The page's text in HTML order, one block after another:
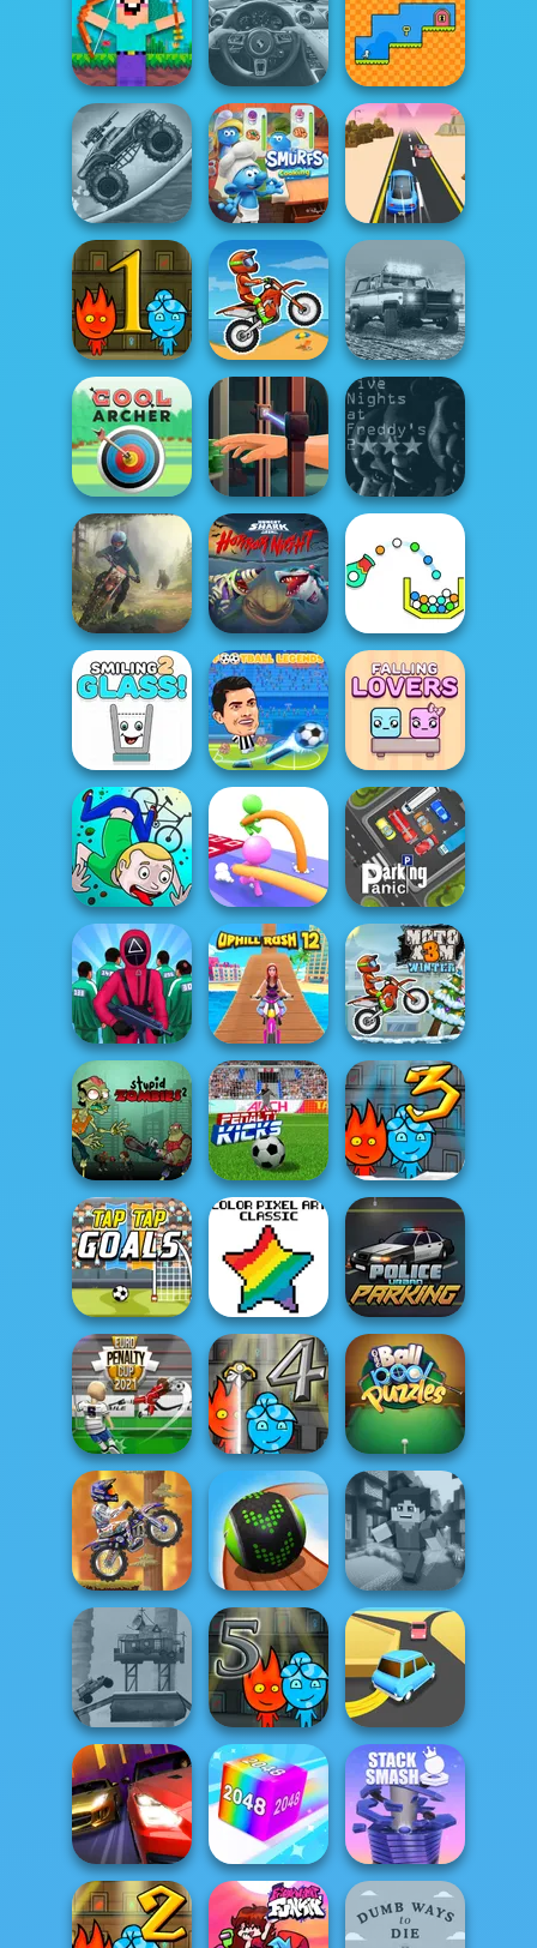
Stickman Parkour 2:
Lucky Bloc...
Impostor
Noob vs 1000
Zombies!
Traffic Jam 3D Math Duck
Zombie Monster
Truck
The Smurfs:
Cooking
Rush Race
Fireboy and
Watergirl
Moto X3M
Offroad Masters
Challenge
Cool Archer
Hand Me The
Goods
Five Nights at
Freddys 2
Moto Maniac 3
Hungry Shark
Arena: Horror
Nig...
Cannon Strike
Smiling Glass 2
Football
Legends 2021
Falling Lovers
JollyWorld Pole Vault 3D Parking Panic
Squid Challenge Uphill Rush 12 Moto X3M Winter
Stupid Zombies
2
Penalty Kicks
Fireboy and
Watergirl 3 Ice
Te...
Tap Tap Goals
Color Pixel Art
Classic
Police Urban
Parking
Euro Penalty Cup
2021
Fireboy and
Watergirl 4
Crysta...
One Ball Pool
Puzzle
X Trial Racing
Mountain
Advent...
Going Balls Minicraft
Post Apocalyptic
Truck Trial
Fireboy and
Watergirl 5
Elemen...
Turn Turn